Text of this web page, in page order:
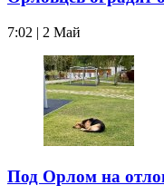
7:02 | 2 Май
Под Орлом на